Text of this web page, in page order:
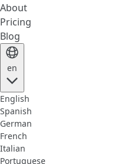
About
Pricing
Blog
en
English
Spanish
German
French
Italian
Portuguese